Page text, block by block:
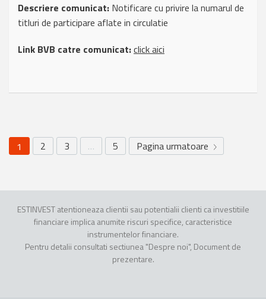
Descriere comunicat: Notificare cu privire la numarul de
titluri de participare aflate in circulatie
Link BVB catre comunicat:click aici
1 2 3 … 5 Pagina urmatoare
ESTINVEST atentioneaza clientii sau potentialii clienti ca investitiile
financiare implica anumite riscuri specifice, caracteristice
instrumentelor financiare.
Pentru detalii consultati sectiunea "Despre noi", Document de
prezentare.